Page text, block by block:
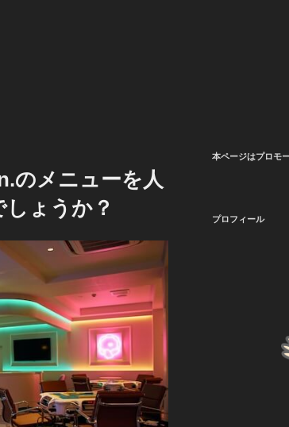
のメニューを人
ょうか？
本ページはプロモ
プロフィール